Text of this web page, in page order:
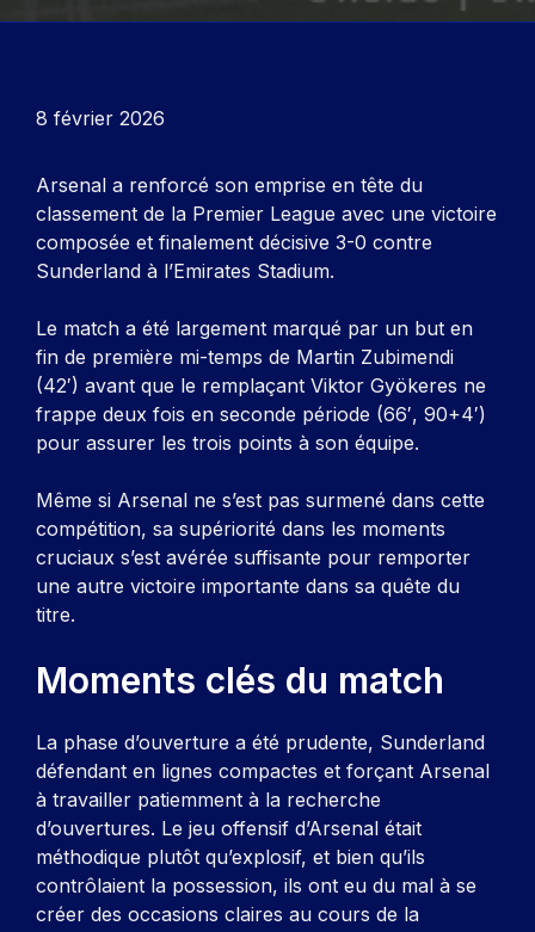
8 février 2026
Arsenal a renforcé son emprise en tête du
classement de la Premier League avec une victoire
composée et finalement décisive 3-0 contre
Sunderland à l’Emirates Stadium.
Le match a été largement marqué par un but en
fin de première mi-temps de Martin Zubimendi
(42′) avant que le remplaçant Viktor Gyökeres ne
frappe deux fois en seconde période (66′, 90+4′)
pour assurer les trois points à son équipe.
Même si Arsenal ne s’est pas surmené dans cette
compétition, sa supériorité dans les moments
cruciaux s’est avérée suffisante pour remporter
une autre victoire importante dans sa quête du
titre.
Moments clés du match
La phase d’ouverture a été prudente, Sunderland
défendant en lignes compactes et forçant Arsenal
à travailler patiemment à la recherche
d’ouvertures. Le jeu offensif d’Arsenal était
méthodique plutôt qu’explosif, et bien qu’ils
contrôlaient la possession, ils ont eu du mal à se
créer des occasions claires au cours de la